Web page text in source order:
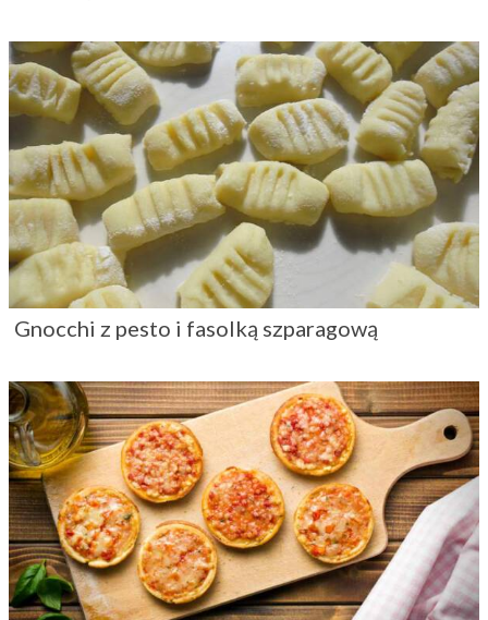
Gnocchi z pesto i fasolką szparagową